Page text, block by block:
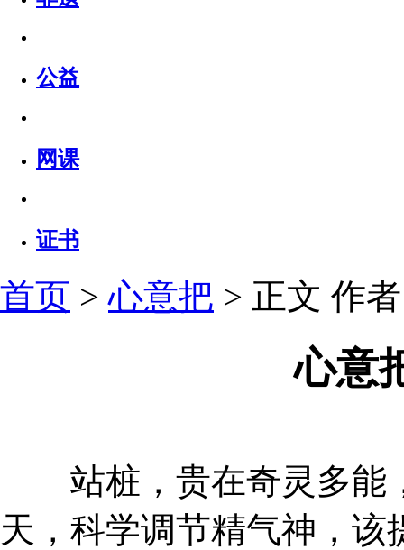
公益
网课
证书
首页 >心意把 > 正文 作
心意
站桩，贵在奇灵多能
天，科学调节精气神，